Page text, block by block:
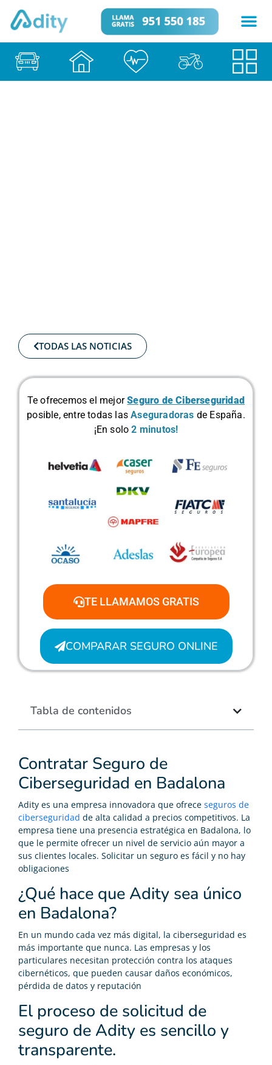
Contratar Seguro de
Ciberseguridad en Badalona
Adity es una empresa innovadora que ofrece seguros de
ciberseguridad de alta calidad a precios competitivos. La
empresa tiene una presencia estratégica en Badalona, lo
que le permite ofrecer un nivel de servicio aún mayor a
sus clientes locales. Solicitar un seguro es fácil y no hay
obligaciones
¿Qué hace que Adity sea único
en Badalona?
En un mundo cada vez más digital, la ciberseguridad es
más importante que nunca. Las empresas y los
particulares necesitan protección contra los ataques
cibernéticos, que pueden causar daños económicos,
pérdida de datos y reputación
El proceso de solicitud de
seguro de Adity es sencillo y
transparente.
TODAS LAS NOTICIAS
Te ofrecemos el mejorSeguro de Ciberseguridad
posible, entre todas lasAseguradoras de España.
¡En solo2 minutos!
TE LLAMAMOS GRATIS
COMPARAR SEGURO ONLINE
Tabla de contenidos